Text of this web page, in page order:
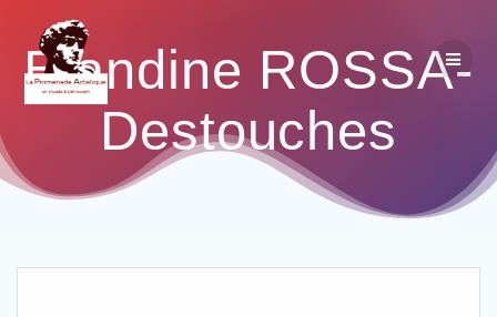
Blandine ROSSA-
Destouches